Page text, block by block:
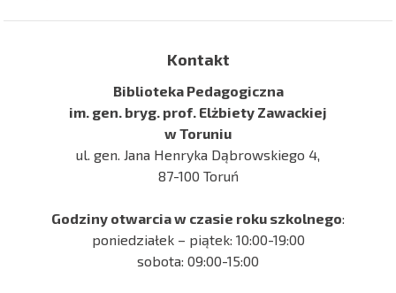
Kontakt
Biblioteka Pedagogiczna
im. gen. bryg. prof. Elżbiety Zawackiej
w Toruniu
ul. gen. Jana Henryka Dąbrowskiego 4,
87-100 Toruń
Godziny otwarcia w czasie roku szkolnego:
poniedziałek – piątek: 10:00-19:00
sobota: 09:00-15:00